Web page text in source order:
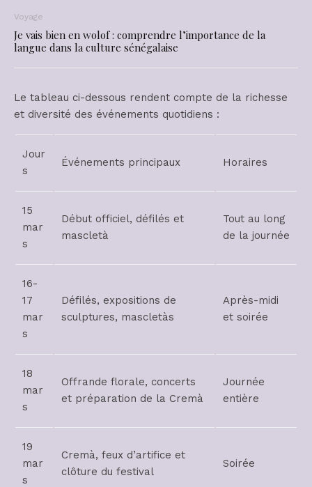
Voyage
Je vais bien en wolof : comprendre l’importance de la
langue dans la culture sénégalaise
Le tableau ci-dessous rendent compte de la richesse
et diversité des événements quotidiens :
Jour
s
Événements principaux Horaires
15
mar
s
Début officiel, défilés et
mascletà
Tout au long
de la journée
16-
17
mar
s
Défilés, expositions de
sculptures, mascletàs
Après-midi
et soirée
18
mar
s
Offrande florale, concerts
et préparation de la Cremà
Journée
entière
19
mar
s
Cremà, feux d’artifice et
clôture du festival
Soirée